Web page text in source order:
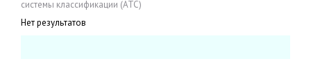
системы классификации (АТС)
Нет результатов